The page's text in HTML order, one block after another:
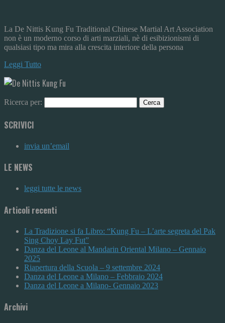
La De Nittis Kung Fu Traditional Chinese Martial Art Association
non è un moderno corso di arti marziali, nè di esibizionismi di
qualsiasi tipo ma mira alla crescita interiore della persona
Leggi Tutto
Ricerca per:
SCRIVICI
invia un’email
LE NEWS
leggi tutte le news
Articoli recenti
La Tradizione si fa Libro: “Kung Fu – L’arte segreta del Pak
Sing Choy Lay Fut”
Danza del Leone al Mandarin Oriental Milano – Gennaio
2025
Riapertura della Scuola – 9 settembre 2024
Danza del Leone a Milano – Febbraio 2024
Danza del Leone a Milano- Gennaio 2023
Archivi